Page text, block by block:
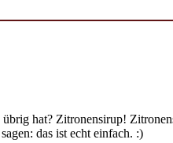
hat? Zitronensirup!
das ist echt einfach. :)